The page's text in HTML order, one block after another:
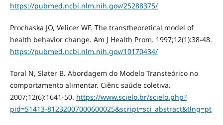
https://pubmed.ncbi.nlm.nih.gov/25288375/
Prochaska JO, Velicer WF. The transtheoretical model of
health behavior change. Am J Health Prom. 1997;12(1):38-48.
https://pubmed.ncbi.nlm.nih.gov/10170434/
Toral N, Slater B. Abordagem do Modelo Transteórico no
comportamento alimentar. Ciênc saúde coletiva.
2007;12(6):1641-50. https://www.scielo.br/scielo.php?
pid=S1413-81232007000600025&script=sci_abstract&tlng=pt